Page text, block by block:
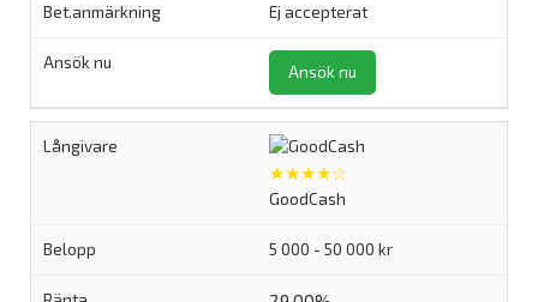
Ej accepterat
Ansök nu
★★★★☆
GoodCash
5 000 - 50 000 kr